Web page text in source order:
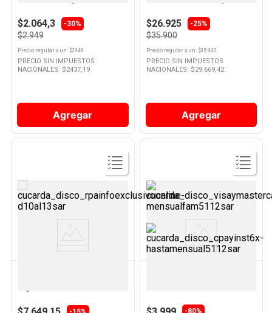
$2.064,3 -30%
$2.949
Precio regular x un: $2949
PRECIO SIN IMPUESTOS
NACIONALES: $2437,19
Agregar
$26.925 -25%
$35.900
Precio regularx un: $35.900
PRECIO SIN IMPUESTOS
NACIONALES: $29.669,42
Agregar
Ver
Producto
Ver
Producto